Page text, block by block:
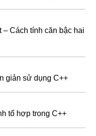
– Cách tính căn bậc hai
giản sử dụng C++
tổ hợp trong C++